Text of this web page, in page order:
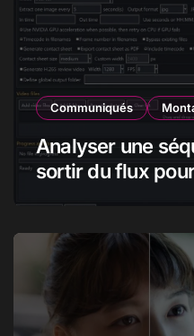
Communiqués
Analyser une
sortir du flux